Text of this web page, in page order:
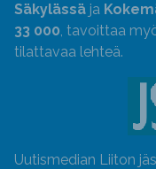
Säkylässä ja
33 000, tavoittaa
tilattavaa lehteä.
Uutismedian Liiton